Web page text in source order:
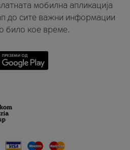
мобилна апликација
до сите важни информации
било кое време.